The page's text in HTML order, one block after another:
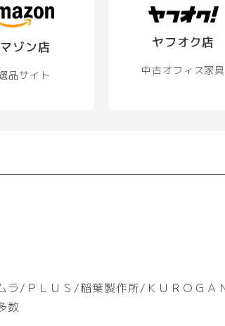
ゾン店
品サイト
ヤフオク店
中古オフィス家具
ラ/ＰＬＵＳ/稲葉製作所/ＫＵＲＯＧＡ
数